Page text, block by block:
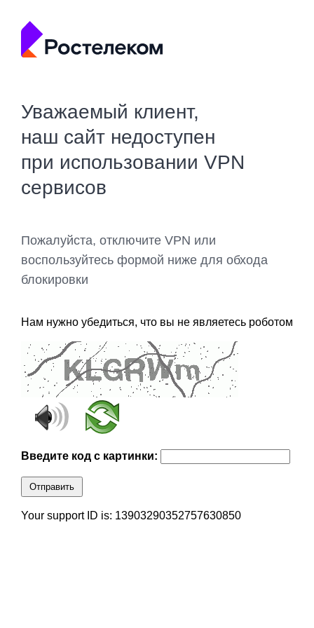
Уважаемый клиент,
наш сайт недоступен
при использовании VPN
сервисов
Пожалуйста, отключите VPN или
воспользуйтесь формой ниже для обхода
блокировки
Нам нужно убедиться, что вы не являетесь роботом
Введите код с картинки:
Отправить
Your support ID is: 13903290352757630850